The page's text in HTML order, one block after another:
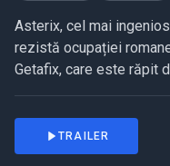
Asterix, cel mai
rezistă ocupației
Getafix, care este răpit
TRAILER